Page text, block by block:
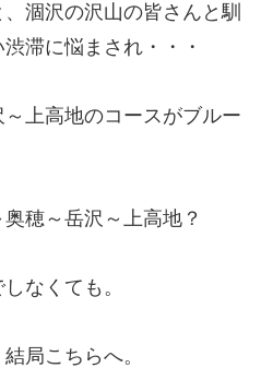
涸沢の沢山の皆さんと馴
滞に悩まされ・・・
上高地のコースがブルー
穂～岳沢～上高地？
なくても。
局こちらへ。